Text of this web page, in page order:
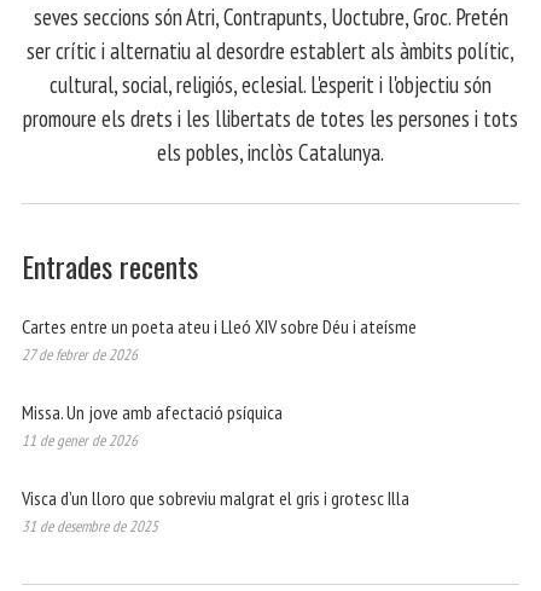
seves seccions són Atri, Contrapunts, Uoctubre, Groc. Pretén
ser crític i alternatiu al desordre establert als àmbits polític,
cultural, social, religiós, eclesial. L'esperit i l'objectiu són
promoure els drets i les llibertats de totes les persones i tots
els pobles, inclòs Catalunya.
Entrades recents
Cartes entre un poeta ateu i Lleó XIV sobre Déu i ateísme
27 de febrer de 2026
Missa. Un jove amb afectació psíquica
11 de gener de 2026
Visca d’un lloro que sobreviu malgrat el gris i grotesc Illa
31 de desembre de 2025